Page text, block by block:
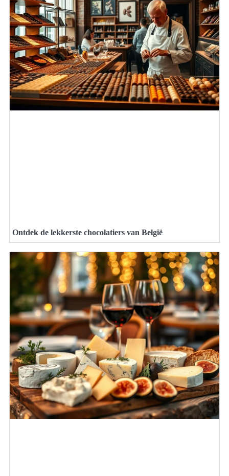
Ontdek de lekkerste chocolatiers van België